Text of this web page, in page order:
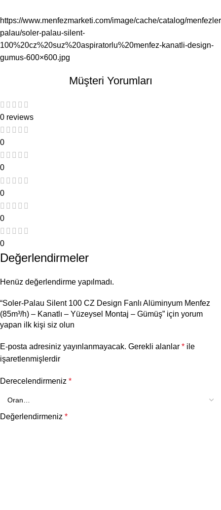
https://www.menfezmarketi.com/image/cache/catalog/
palau/soler-palau-silent-
100%20cz%20suz%20aspiratorlu%20menfez-kanatli-design-
gumus-600×600.jpg
Müşteri Yorumları
0 reviews
0
0
0
0
0
Değerlendirmeler
Henüz değerlendirme yapılmadı.
“Soler-Palau Silent 100 CZ Design Fanlı Alüminyum Menfez
(85m³/h) – Kanatlı – Yüzeysel Montaj – Gümüş” için yorum
yapan ilk kişi siz olun
E-posta adresiniz yayınlanmayacak. Gerekli alanlar * ile
işaretlenmişlerdir
Derecelendirmeniz *
Değerlendirmeniz *